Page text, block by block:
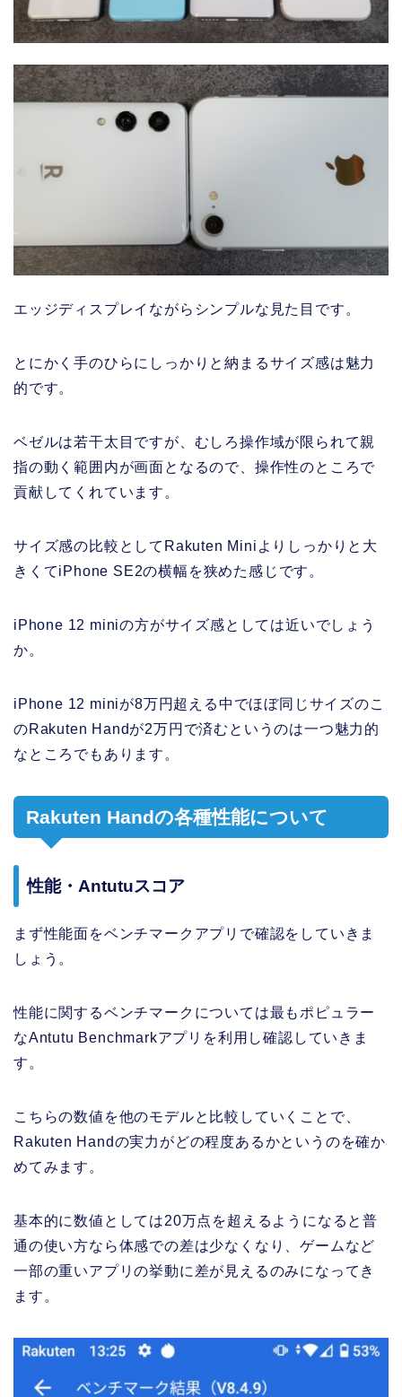
エッジディスプレイながらシンプルな見た目です。
とにかく手のひらにしっかりと納まるサイズ感は魅力
的です。
ベゼルは若干太目ですが、むしろ操作域が限られて親
指の動く範囲内が画面となるので、操作性のところで
貢献してくれています。
サイズ感の比較としてRakuten Miniよりしっかりと大
きくてiPhone SE2の横幅を狭めた感じです。
iPhone 12 miniの方がサイズ感としては近いでしょう
か。
iPhone 12 miniが8万円超える中でほぼ同じサイズのこ
のRakuten Handが2万円で済むというのは一つ魅力的
なところでもあります。
Rakuten Handの各種性能について
性能・Antutuスコア
まず性能面をベンチマークアプリで確認をしていきま
しょう。
性能に関するベンチマークについては最もポピュラー
なAntutu Benchmarkアプリを利用し確認していきま
す。
こちらの数値を他のモデルと比較していくことで、
Rakuten Handの実力がどの程度あるかというのを確か
めてみます。
基本的に数値としては20万点を超えるようになると普
通の使い方なら体感での差は少なくなり、ゲームなど
一部の重いアプリの挙動に差が見えるのみになってき
ます。